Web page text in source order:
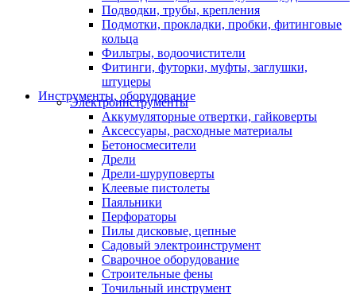
Подводки, трубы, крепления
Подмотки, прокладки, пробки, фитинговые
кольца
Фильтры, водоочистители
Фитинги, футорки, муфты, заглушки,
штуцеры
Инструменты, оборудование
Электроинструменты
Аккумуляторные отвертки, гайковерты
Аксессуары, расходные материалы
Бетоносмесители
Дрели
Дрели-шуруповерты
Клеевые пистолеты
Паяльники
Перфораторы
Пилы дисковые, цепные
Садовый электроинструмент
Сварочное оборудование
Строительные фены
Точильный инструмент